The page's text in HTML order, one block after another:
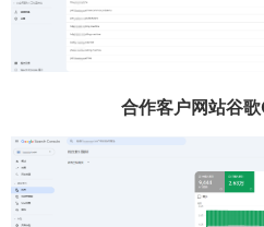
合作客户网站谷